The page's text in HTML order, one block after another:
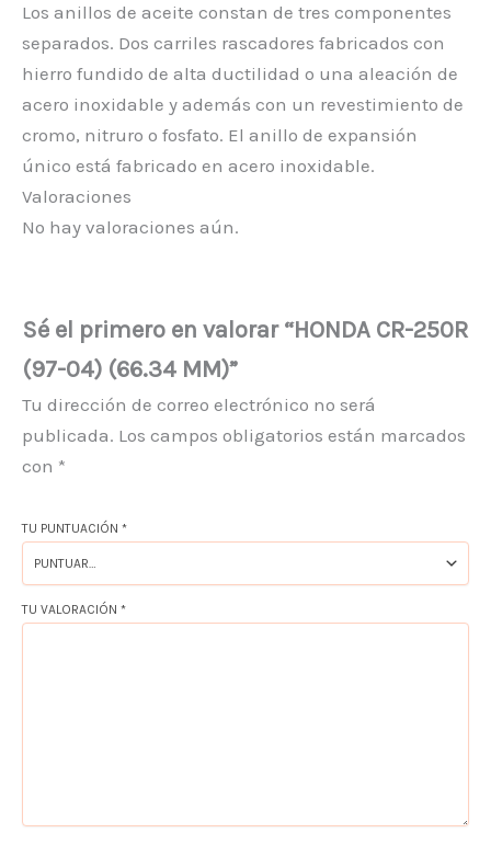
Los anillos de aceite constan de tres componentes
separados. Dos carriles rascadores fabricados con
hierro fundido de alta ductilidad o una aleación de
acero inoxidable y además con un revestimiento de
cromo, nitruro o fosfato. El anillo de expansión
único está fabricado en acero inoxidable.
Valoraciones
No hay valoraciones aún.
Sé el primero en valorar “HONDA CR-250R
(97-04) (66.34 MM)”
Tu dirección de correo electrónico no será
publicada. Los campos obligatorios están marcados
con *
TU PUNTUACIÓN *
TU VALORACIÓN *